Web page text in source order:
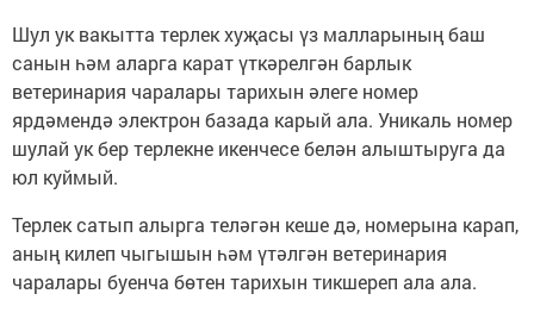
Шул ук вакытта терлек хуҗасы үз малларының баш
санын һәм аларга карат үткәрелгән барлык
ветеринария чаралары тарихын әлеге номер
ярдәмендә электрон базада карый ала. Уникаль номер
шулай ук бер терлекне икенчесе белән алыштыруга да
юл куймый.
Терлек сатып алырга теләгән кеше дә, номерына карап,
аның килеп чыгышын һәм үтәлгән ветеринария
чаралары буенча бөтен тарихын тикшереп ала ала.